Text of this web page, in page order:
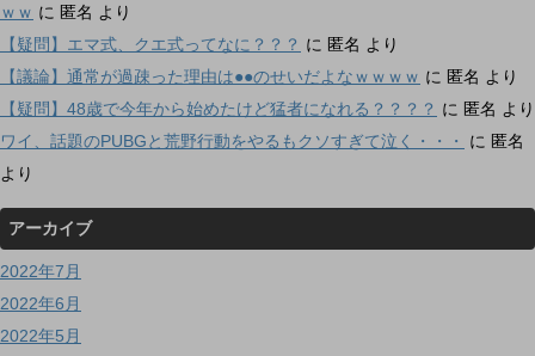
ｗｗ に 匿名 より
【疑問】エマ式、クエ式ってなに？？？ に 匿名 より
【議論】通常が過疎った理由は●●のせいだよなｗｗｗｗ に 匿名 より
【疑問】48歳で今年から始めたけど猛者になれる？？？？ に 匿名 より
ワイ、話題のPUBGと荒野行動をやるもクソすぎて泣く・・・
に 匿名
より
アーカイブ
2022年7月
2022年6月
2022年5月